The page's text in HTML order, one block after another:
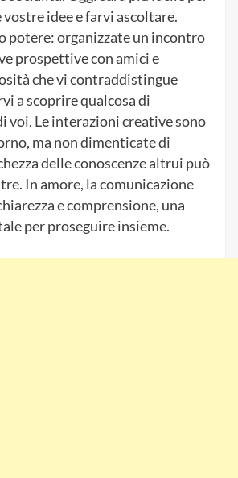
idee e farvi ascoltare.
potere: organizzate un incontro
prospettive con amici e
che vi contraddistingue
a scoprire qualcosa di
voi. Le interazioni creative sono
ma non dimenticate di
delle conoscenze altrui può
In amore, la comunicazione
e comprensione, una
per proseguire insieme.